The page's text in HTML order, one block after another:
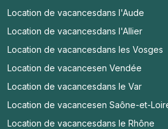
Location de vacancesdans l'Aude
Location de vacancesdans l'Allier
Location de vacancesdans les Vosges
Location de vacancesen Vendée
Location de vacancesdans le Var
Location de vacancesen Saône-et-
Location de vacancesdans le Rhône